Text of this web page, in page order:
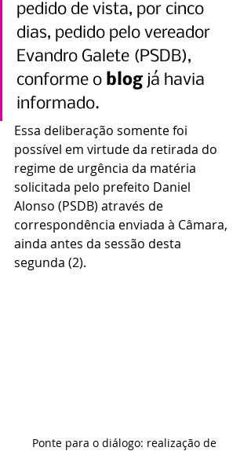
pedido de vista, por cinco
dias, pedido pelo vereador
Evandro Galete (PSDB),
conforme o blog já havia
informado.
Essa deliberação somente foi
possível em virtude da retirada do
regime de urgência da matéria
solicitada pelo prefeito Daniel
Alonso (PSDB) através de
correspondência enviada à Câmara,
ainda antes da sessão desta
segunda (2).
Ponte para o diálogo: realização de